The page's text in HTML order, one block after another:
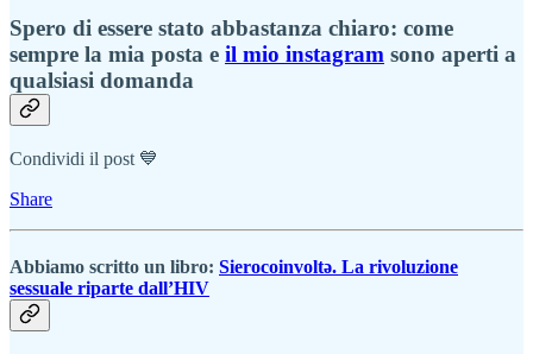
Spero di essere stato abbastanza chiaro: come
sempre la mia posta e il mio instagram sono aperti a
qualsiasi domanda
Condividi il post 💙
Share
Abbiamo scritto un libro: Sierocoinvoltə. La rivoluzione
sessuale riparte dall’HIV